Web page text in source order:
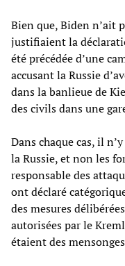
Bien que, Biden n’ait
justifiaient la
été précédée d’une
accusant la Russie
dans la banlieue de
des civils dans une
Dans chaque cas, il
la Russie, et non les
responsable des
ont déclaré
des mesures
autorisées par le
étaient des